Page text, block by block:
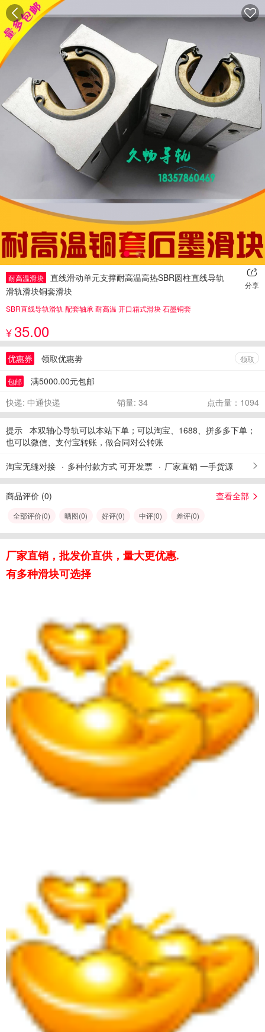
耐高温滑块
直线滑动单元支撑耐高温高热SBR圆柱直线导轨
滑轨滑块铜套滑块
分享
SBR直线导轨滑轨 配套轴承 耐高温 开口箱式滑块 石墨铜套
¥35.00
优惠券 领取优惠劵 领取
包邮
满5000.00元包邮
快递: 中通快递
销量: 34 点击量：1094
提示 本双轴心导轨可以本站下单；可以淘宝、1688、拼多多下单；
也可以微信、支付宝转账，做合同对公转账
淘宝无缝对接 多种付款方式 可开发票 厂家直销 一手货源
商品评价 (0) 查看全部
全部评价(0) 晒图(0) 好评(0) 中评(0) 差评(0)
厂家直销，批发价直供，量大更优惠.
有多种滑块可选择